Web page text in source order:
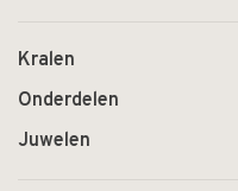
Kralen
Onderdelen
Juwelen